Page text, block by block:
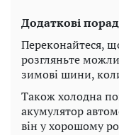
Додаткові
Переконайтеся,
розгляньте
зимові шини,
Також холодна
акумулятор
він у хорошому